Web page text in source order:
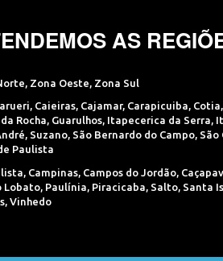
AS
Zona Oeste Zona Sul
, Caieiras, Cajamar, Carapicuiba, Cotia,
Rocha, Guarulhos, Itapecerica da Serra,
, Suzano, São Bernardo do Campo, São
Paulista
Campinas Campos do Jordão
Lobato Paulínia Piracicaba Salto Santa
Vinhedo